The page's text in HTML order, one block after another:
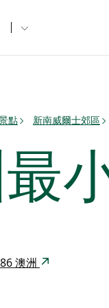
點 新南威爾士郊區
澳洲